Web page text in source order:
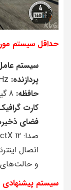
حداقل سیستم
سیستم
پردازنده:
حافظه:
کارت
فضای
صدا: DirectX 12 سازگار
اتصال
و حالت‌های
سیستم